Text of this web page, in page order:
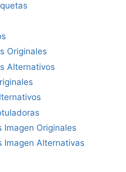
Originales
Alternativos
Imagen Originales
Imagen Alternativas